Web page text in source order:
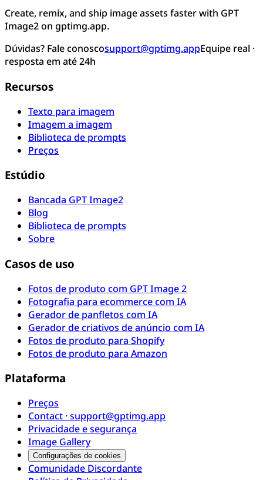
Create, remix, and ship image assets faster with GPT
Image2 on gptimg.app.
Dúvidas? Fale conoscosupport@gptimg.appEquipe real ·
resposta em até 24h
Recursos
Texto para imagem
Imagem a imagem
Biblioteca de prompts
Preços
Estúdio
Bancada GPT Image2
Blog
Biblioteca de prompts
Sobre
Casos de uso
Fotos de produto com GPT Image 2
Fotografia para ecommerce com IA
Gerador de panfletos com IA
Gerador de criativos de anúncio com IA
Fotos de produto para Shopify
Fotos de produto para Amazon
Plataforma
Preços
Contact · support@gptimg.app
Privacidade e segurança
Image Gallery
Configurações de cookies
Comunidade Discordante